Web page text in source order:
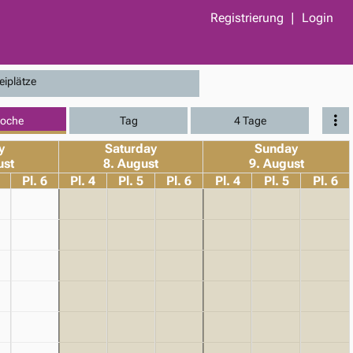
Registrierung Login
Tag 4 Tage
Saturday
8. August
Sunday
9. August
Pl. 6
Pl. 4 Pl. 5 Pl. 6 Pl. 4 Pl. 5 Pl. 6